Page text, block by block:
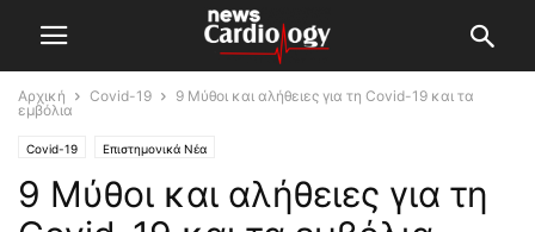
Αρχική Covid-19
9 Μύθοι και αλήθειες για τη Covid-19 και τα
εμβόλια
Covid-19 Επιστημονικά Νέα
9 Μύθοι και αλήθειες για τη